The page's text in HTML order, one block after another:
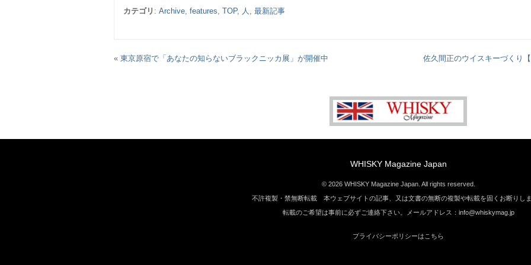
カテゴリ : Archive features TOP, 人 最新記事
« 東京原宿で「あなたの知らないブラックニッカ展」が開催中 佐久間正のウイスキーづくり【
WHISKY Magazine Japan
© 2026 WHISKY Magazine Japan. All rights reserved.
不許複製・禁無断転載 本ウェブサイトの記事、又は文書の無断の複製や転載を固くお断りしま
転載のご希望は事前に必ずご連絡下さい。メールアドレス：info@whiskymag.jp
プライバシーポリシーはこちら